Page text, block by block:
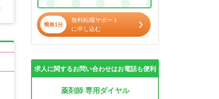
簡単1分
無料転職サポート
に申し込む
求人に関するお問い合わせはお電話も便利
薬剤師 専用ダイヤル